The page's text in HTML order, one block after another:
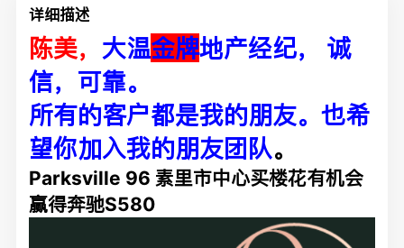
详细描述
陈美， 大温金牌地产经纪， 诚
信，可靠。
所有的客户都是我的朋友。也希
望你加入我的朋友团队。
Parksville 96 素里市中心买楼花有机会
赢得奔驰S580